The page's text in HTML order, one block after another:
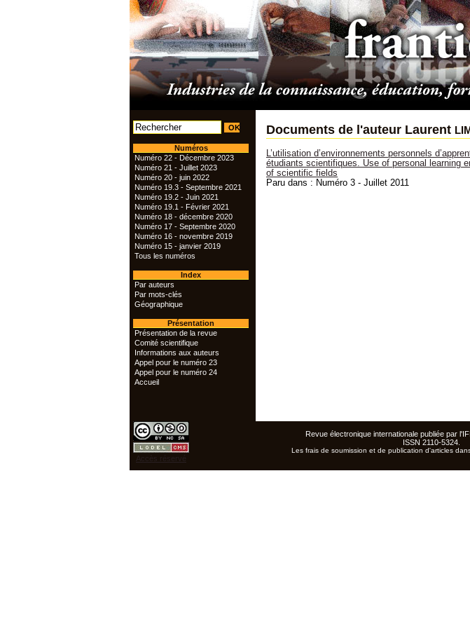
Numéros
Numéro 22 - Décembre 2023
Numéro 21 - Juillet 2023
Numéro 20 - juin 2022
Numéro 19.3 - Septembre 2021
Numéro 19.2 - Juin 2021
Numéro 19.1 - Février 2021
Numéro 18 - décembre 2020
Numéro 17 - Septembre 2020
Numéro 16 - novembre 2019
Numéro 15 - janvier 2019
Tous les numéros
Index
Par auteurs
Par mots-clés
Géographique
Présentation
Présentation de la revue
Comité scientifique
Informations aux auteurs
Appel pour le numéro 23
Appel pour le numéro 24
Accueil
Documents de l'auteur Laurent
L’utilisation d’environnements personnels
étudiants scientifiques. Use of personal learning
of scientific fields
Paru dans : Numéro 3 - Juillet 2011
Accès réservé
Revue électronique internationale publiée par l'
ISSN 2110-5324.
Les frais de soumission et de publication d'articles